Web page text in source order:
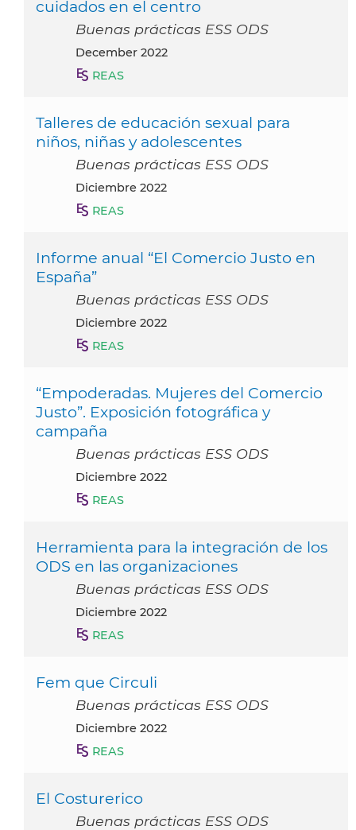
cuidados en el centro
Buenas prácticas ESS ODS
December 2022
REAS
Talleres de educación sexual para
niños, niñas y adolescentes
Buenas prácticas ESS ODS
diciembre 2022
REAS
Informe anual “El Comercio Justo en
España”
Buenas prácticas ESS ODS
diciembre 2022
REAS
“Empoderadas. Mujeres del Comercio
Justo”. Exposición fotográfica y
campaña
Buenas prácticas ESS ODS
diciembre 2022
REAS
Herramienta para la integración de los
ODS en las organizaciones
Buenas prácticas ESS ODS
diciembre 2022
REAS
Fem que Circuli
Buenas prácticas ESS ODS
diciembre 2022
REAS
El Costurerico
Buenas prácticas ESS ODS